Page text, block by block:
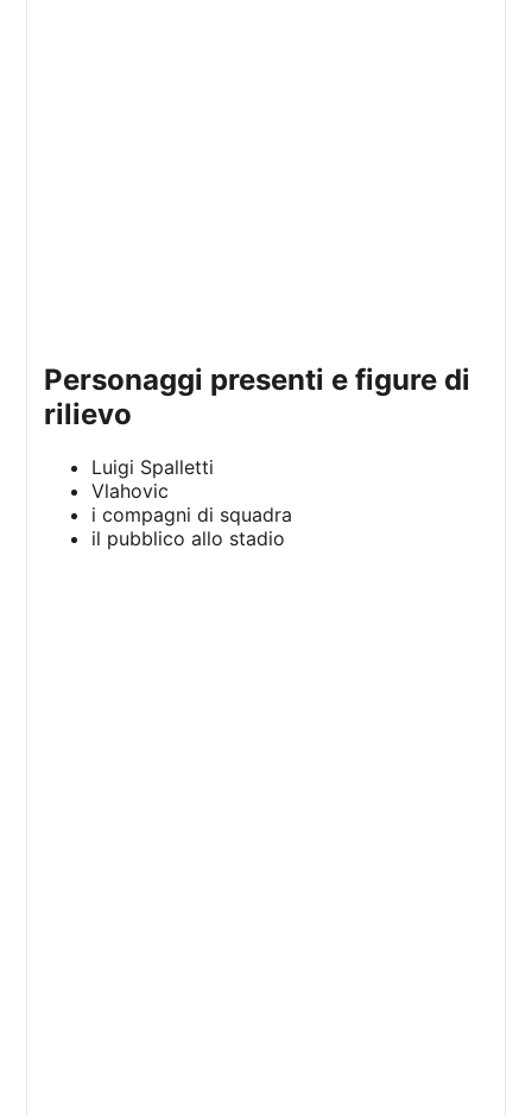
Personaggi presenti e figure di
rilievo
Luigi Spalletti
Vlahovic
i compagni di squadra
il pubblico allo stadio